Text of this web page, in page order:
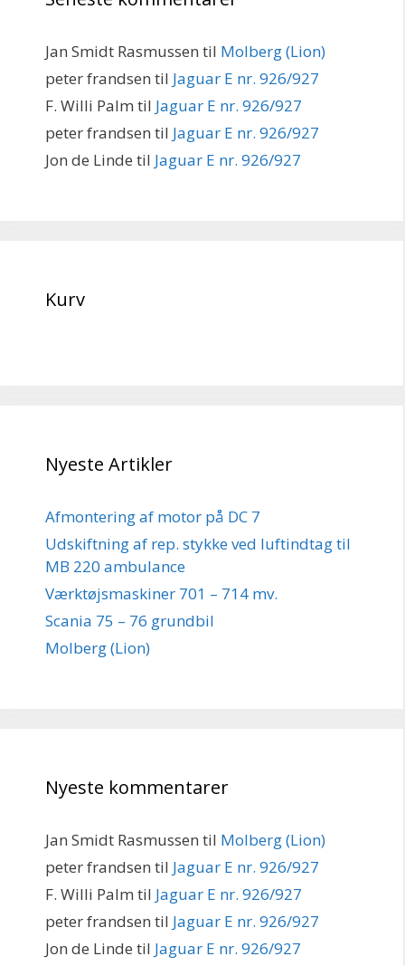
Jan Smidt Rasmussen til Molberg (Lion)
peter frandsen til Jaguar E nr. 926/927
F. Willi Palm til Jaguar E nr. 926/927
peter frandsen til Jaguar E nr. 926/927
Jon de Linde til Jaguar E nr. 926/927
Kurv
Nyeste Artikler
Afmontering af motor på DC 7
Udskiftning af rep. stykke ved luftindtag til
MB 220 ambulance
Værktøjsmaskiner 701 – 714 mv.
Scania 75 – 76 grundbil
Molberg (Lion)
Nyeste kommentarer
Jan Smidt Rasmussen til Molberg (Lion)
peter frandsen til Jaguar E nr. 926/927
F. Willi Palm til Jaguar E nr. 926/927
peter frandsen til Jaguar E nr. 926/927
Jon de Linde til Jaguar E nr. 926/927